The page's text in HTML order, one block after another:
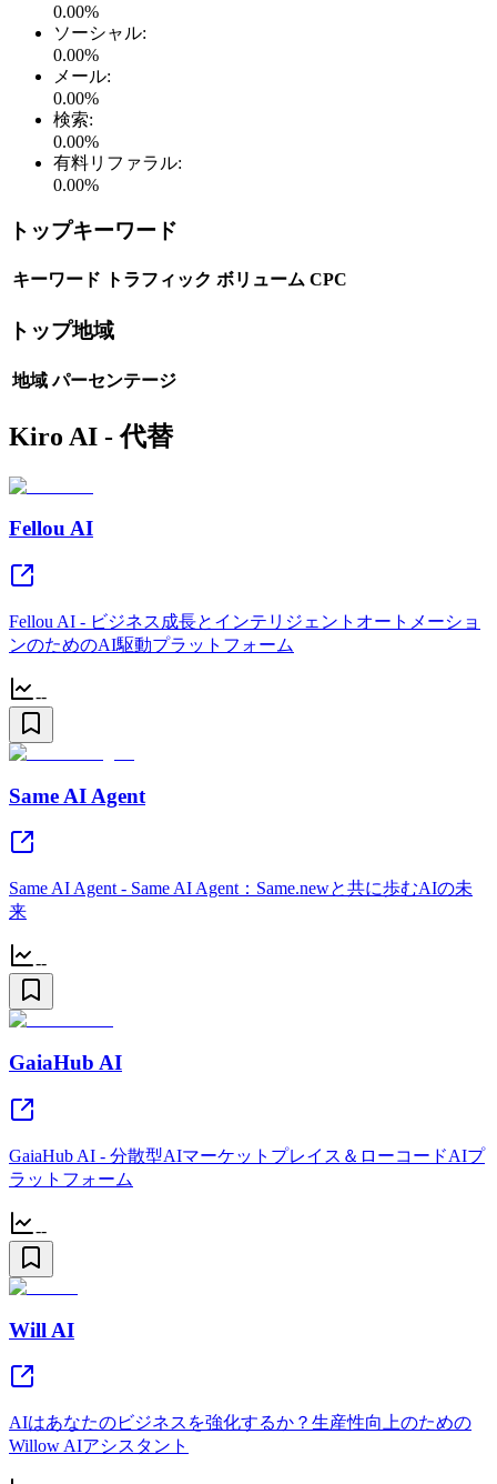
0.00%
ソーシャル:
0.00%
メール:
0.00%
検索:
0.00%
有料リファラル:
0.00%
トップキーワード
キーワード トラフィック ボリューム CPC
トップ地域
地域 パーセンテージ
Kiro AI - 代替
Fellou AI
Fellou AI - ビジネス成長とインテリジェントオートメーショ
ンのためのAI駆動プラットフォーム
--
Same AI Agent
Same AI Agent - Same AI Agent：Same.newと共に歩むAIの未
来
--
GaiaHub AI
GaiaHub AI - 分散型AIマーケットプレイス＆ローコードAIプ
ラットフォーム
--
Will AI
AIはあなたのビジネスを強化するか？生産性向上のための
Willow AIアシスタント